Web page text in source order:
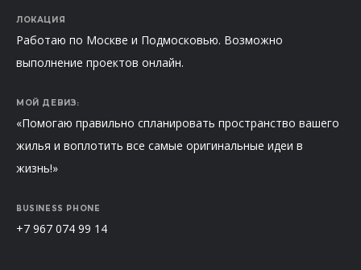
ЛОКАЦИЯ
Работаю по Москве и Подмосковью. Возможно
выполнение проектов онлайн.
МОЙ ДЕВИЗ:
«Помогаю правильно спланировать пространство вашего
жилья и воплотить все самые оригинальные идеи в
жизнь!»
BUSINESS PHONE
+7 967 074 99 14